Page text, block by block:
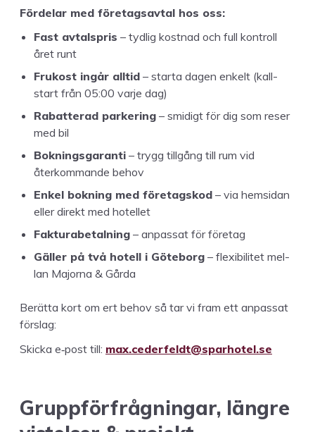
Förde­lar med före­tagsav­tal hos oss:
Fast avtal­spris – tydlig kost­nad och full kon­troll
året runt
Frukost ingår alltid – star­ta dagen enkelt (kall­
start från 05:00 var­je dag)
Rabat­ter­ad park­er­ing – smidigt för dig som reser
med bil
Bokn­ings­garan­ti – trygg till­gång till rum vid
återkom­mande behov
Enkel bokn­ing med före­tagskod – via hem­si­dan
eller direkt med hotellet
Fak­tura­betal­ning – anpas­sat för företag
Gäller på två hotell i Göte­borg – flex­i­bilitet mel­
lan Major­na & Gårda
Berät­ta kort om ert behov så tar vi fram ett anpas­sat
förslag:
Skic­ka e‑post till: max.​cederfeldt@​sparhotel.​se
Gruppför­frågningar, län­gre